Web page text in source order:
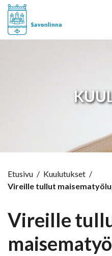
Etusivu / Kuulutukset /
Vireille tullut
Vireille